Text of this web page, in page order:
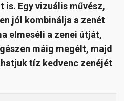
is. Egy vizuális művész,
jól kombinálja a zenét
elmeséli a zenei útját,
máig megélt, majd
tíz kedvenc zenéjét